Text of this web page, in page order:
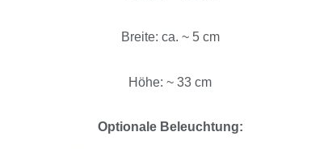
Breite: ca. ~ 5 cm
Höhe: ~ 33 cm
Optionale Beleuchtung: